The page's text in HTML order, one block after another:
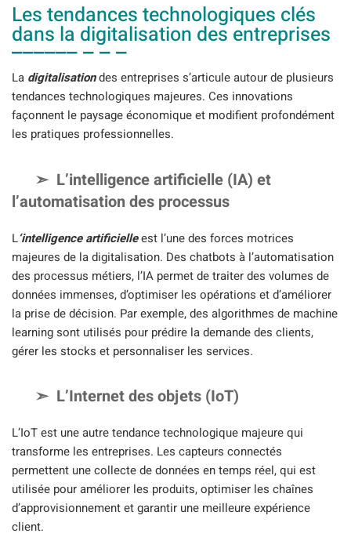
Les tendances technologiques clés
dans la digitalisation des entreprises
La digitalisationdes entreprises s’articule autour de plusieurs
tendances technologiques majeures. Ces innovations
façonnent le paysage économique et modifient profondément
les pratiques professionnelles.
L’intelligence artificielle (IA) et
l’automatisation des processus
L‘intelligence artificielleest l’une des forces motrices
majeures de la digitalisation. Des chatbots à l’automatisation
des processus métiers, l’IA permet de traiter des volumes de
données immenses, d’optimiser les opérations et d’améliorer
la prise de décision. Par exemple, des algorithmes de machine
learning sont utilisés pour prédire la demande des clients,
gérer les stocks et personnaliser les services.
L’Internet des objets (IoT)
L’IoT est une autre tendance technologique majeure qui
transforme les entreprises. Les capteurs connectés
permettent une collecte de données en temps réel, qui est
utilisée pour améliorer les produits, optimiser les chaînes
d’approvisionnement et garantir une meilleure expérience
client.